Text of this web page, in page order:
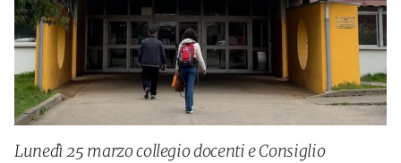
Lunedì 25 marzo collegio docenti e Consiglio